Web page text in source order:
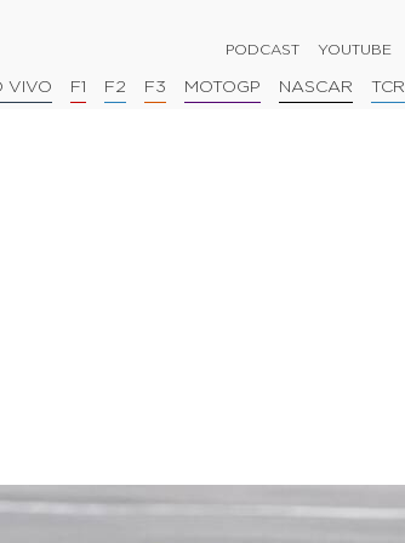
PODCAST YOUTUBE
VIVO F1 F2 F3 MOTOGP NASCAR TCR